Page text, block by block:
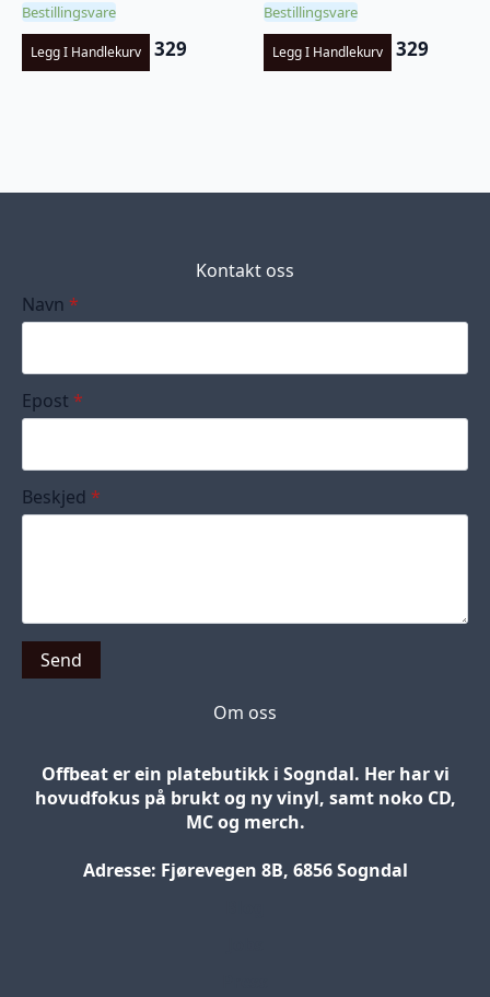
Bestillingsvare
Legg I Handlekurv 329
Bestillingsvare
Legg I Handlekurv 329
Kontakt oss
Navn *
Epost *
Beskjed *
Send
Om oss
Offbeat er ein platebutikk i Sogndal. Her har vi
hovudfokus på brukt og ny vinyl, samt noko CD,
MC og merch.
Adresse: Fjørevegen 8B, 6856 Sogndal